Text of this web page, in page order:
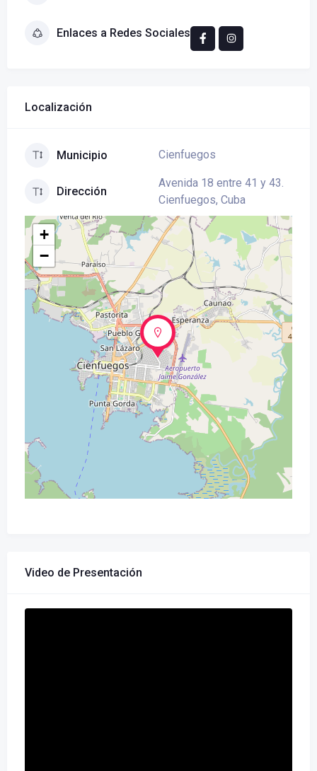
Enlaces a Redes Sociales
Localización
Municipio Cienfuegos
Dirección
Avenida 18 entre 41 y 43.
Cienfuegos, Cuba
+
−
Video de Presentación